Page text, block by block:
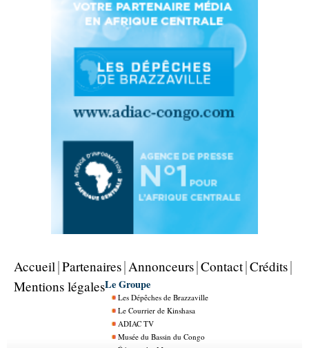
Accueil Partenaires Annonceurs Contact Crédits
Mentions légalesLe Groupe
Les Dépêches de Brazzaville
Le Courrier de Kinshasa
ADIAC TV
Musée du Bassin du Congo